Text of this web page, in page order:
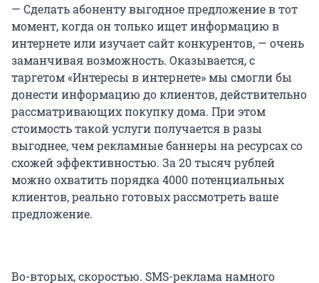
— Сделать абоненту выгодное предложение в тот
момент, когда он только ищет информацию в
интернете или изучает сайт конкурентов, — очень
заманчивая возможность. Оказывается, с
таргетом «Интересы в интернете» мы смогли бы
донести информацию до клиентов, действительно
рассматривающих покупку дома. При этом
стоимость такой услуги получается в разы
выгоднее, чем рекламные баннеры на ресурсах со
схожей эффективностью. За 20 тысяч рублей
можно охватить порядка 4000 потенциальных
клиентов, реально готовых рассмотреть ваше
предложение.
Во-вторых, скоростью. SMS-реклама намного